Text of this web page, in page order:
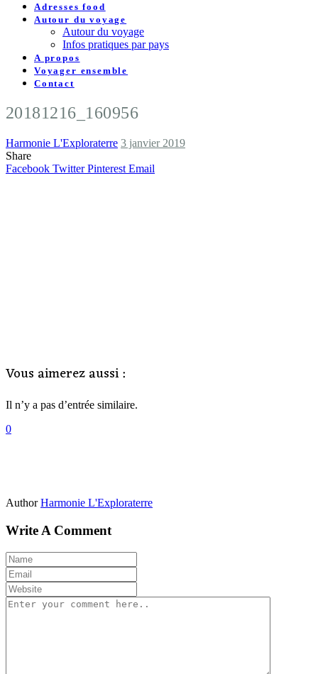
Adresses food
Autour du voyage
Autour du voyage
Infos pratiques par pays
A propos
Voyager ensemble
Contact
20181216_160956
Harmonie L'Exploraterre 3 janvier 2019
Share
Facebook Twitter Pinterest Email
Vous aimerez aussi :
Il n’y a pas d’entrée similaire.
0
Author Harmonie L'Exploraterre
Write A Comment